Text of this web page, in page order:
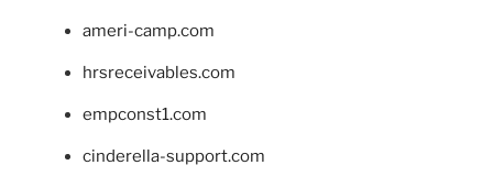
ameri-camp.com
hrsreceivables.com
empconst1.com
cinderella-support.com